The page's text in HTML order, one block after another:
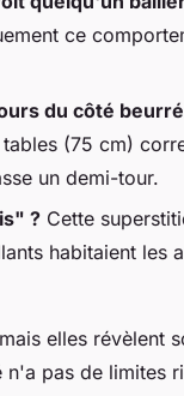
ce
du côté
(75 cm)
un demi-tour.
? Cette
habitaient les
elles révèlent
pas de limites